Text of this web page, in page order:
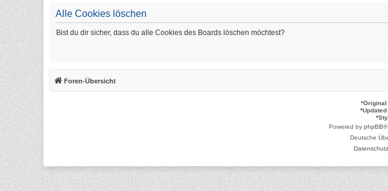
Alle Cookies löschen
Bist du dir sicher, dass du alle Cookies des Boards löschen möchtest?
Foren-Übersicht
*Original
*
*
Powered by phpBB®
Deutsche
Datenschutz